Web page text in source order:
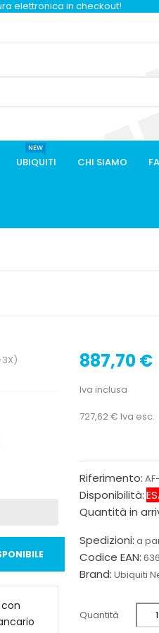
elettronica in checkout!
UBIQUITI
NEW
CHI SIAMO
887,70 €
Iva inclusa
727,62 € Iva esc.
Riferimento:
Disponibilità:
Quantità in
Spedizioni: a
Codice EAN:
Brand: Ubiquiti
Quantità